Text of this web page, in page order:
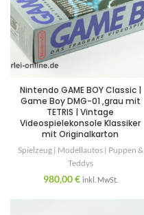
Nintendo GAME BOY Classic |
Game Boy DMG-01 ,grau mit
TETRIS | Vintage
Videospielekonsole Klassiker
mit Originalkarton
Spielzeug | Modellautos | Puppen &
Teddys
980,00€ inkl. MwSt.